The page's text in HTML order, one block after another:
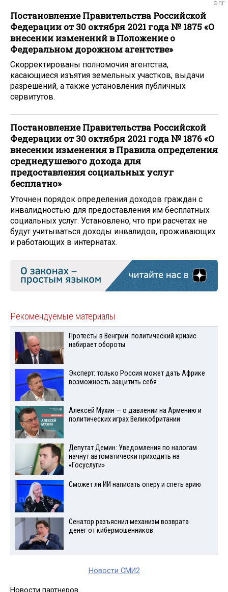
© ПГ
Постановление Правительства Российской
Федерации от 30 октября 2021 года № 1875 «О
внесении изменений в Положение о
Федеральном дорожном агентстве»
Скорректированы полномочия агентства,
касающиеся изъятия земельных участков, выдачи
разрешений, а также установления публичных
сервитутов.
Постановление Правительства Российской
Федерации от 30 октября 2021 года № 1876 «О
внесении изменения в Правила определения
среднедушевого дохода для
предоставления социальных услуг
бесплатно»
Уточнен порядок определения доходов граждан с
инвалидностью для предоставления им бесплатных
социальных услуг. Установлено, что при расчетах не
будут учитываться доходы инвалидов, проживающих
и работающих в интернатах.
Рекомендуемые материалы
Протесты в Венгрии: политический кризис
набирает обороты
Эксперт: только Россия может дать Африке
возможность защитить себя
Алексей Мухин — о давлении на Армению и
политических играх Великобритании
Депутат Демин: Уведомления по налогам
начнут автоматически приходить на
«Госуслуги»
Сможет ли ИИ написать оперу и спеть арию
Сенатор разъяснил механизм возврата
денег от кибермошенников
Новости СМИ2
Новости партнеров